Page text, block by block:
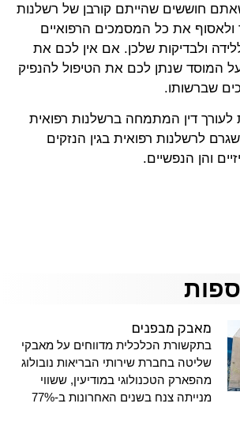
חוששים שהייתם קורבן של רשלנות
ולאסוף את כל המסמכים הרפואיים
ולבדיקות שלכן. אם אין לכם את
המוסד שנתן לכם את הטיפול להנפיק
שברשותו.
לעורך דין המתמחה ברשלנות רפואית
לרשלנות רפואית בגין הנזקים
והן הנפשיים.
מאבק מבפנים
בתקשורת הכלכלית מדווחים על מאבקי
שליטה בחברת שירותי הבריאות נובולוג
מהפארק הטכנולוגי במודיעין, ששווי
מנייתה צנח בשנים האחרונות ב-77%